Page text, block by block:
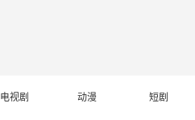
电视剧 动漫 短剧